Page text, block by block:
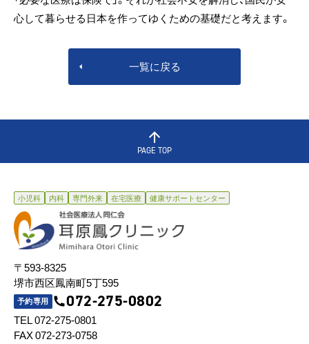
心して暮らせる日本を作ってゆくための基礎だと考えます。
一覧に戻る
PAGE TOP
小児科 内科 専門外来 在宅医療 健康サポートセンター
〒593-8325
堺市西区鳳南町5丁595
予約専用 072-275-0802
TEL 072-275-0801
FAX 072-273-0758